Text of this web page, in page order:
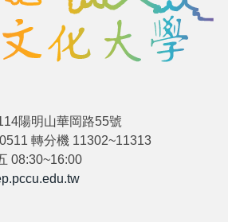
陽明山華岡路55號
轉分機 11302~11313
08:30~16:00